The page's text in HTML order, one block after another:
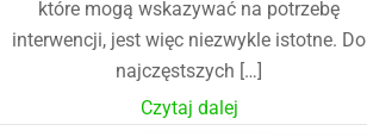
które mogą wskazywać na potrzebę
interwencji, jest więc niezwykle istotne. Do
najczęstszych […]
Czytaj dalej